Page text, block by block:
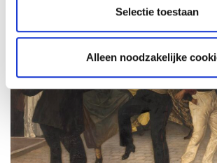
Selectie toestaan
Alleen noodzakelijke